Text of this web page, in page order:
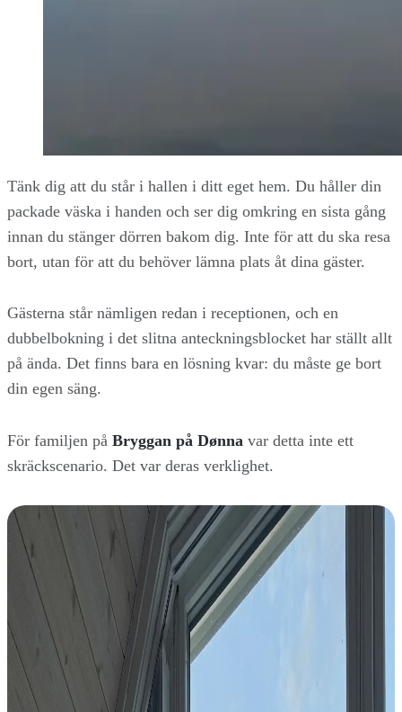
Tänk dig att du står i hallen i ditt eget hem. Du håller din
packade väska i handen och ser dig omkring en sista gång
innan du stänger dörren bakom dig. Inte för att du ska resa
bort, utan för att du behöver lämna plats åt dina gäster.
Gästerna står nämligen redan i receptionen, och en
dubbelbokning i det slitna anteckningsblocket har ställt allt
på ända. Det finns bara en lösning kvar: du måste ge bort
din egen säng.
För familjen på Bryggan på Dønna var detta inte ett
skräckscenario. Det var deras verklighet.